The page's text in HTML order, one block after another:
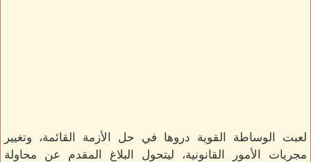
لعبت الوساطة القوية دروها في حل الأزمة القائمة، وتغيير
مجريات الأمور القانونية، ليتحول البلاغ المقدم عن محاولة